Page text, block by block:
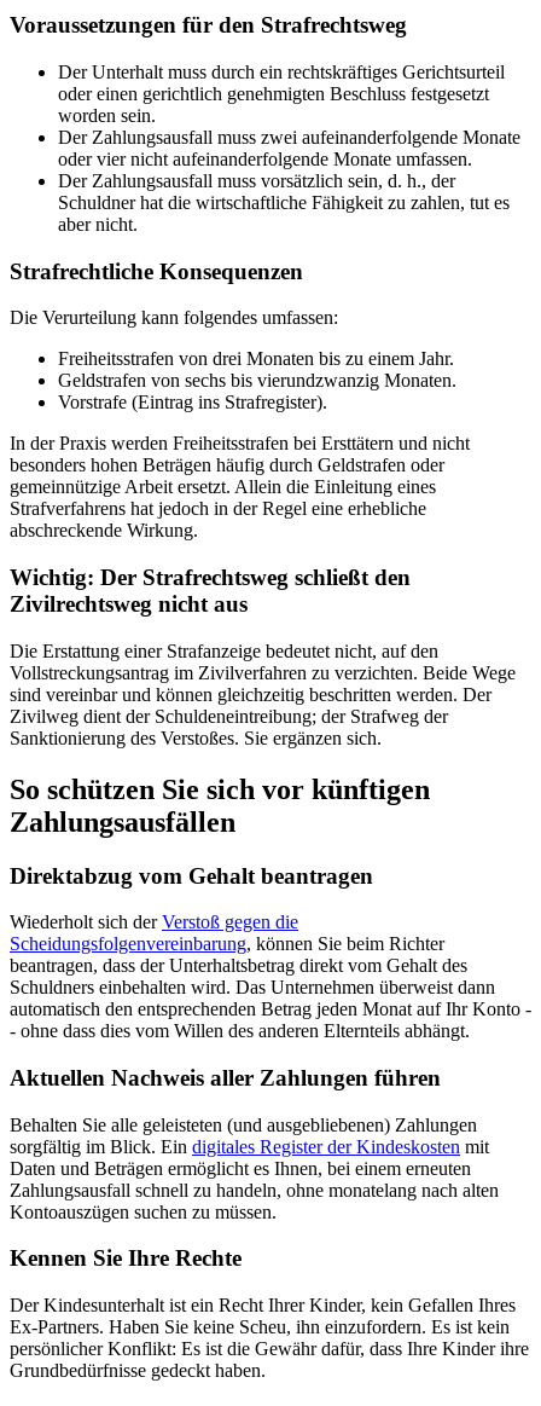
Voraussetzungen für den Strafrechtsweg
Der Unterhalt muss durch ein rechtskräftiges Gerichtsurteil
oder einen gerichtlich genehmigten Beschluss festgesetzt
worden sein.
Der Zahlungsausfall muss zwei aufeinanderfolgende Monate
oder vier nicht aufeinanderfolgende Monate umfassen.
Der Zahlungsausfall muss vorsätzlich sein, d. h., der
Schuldner hat die wirtschaftliche Fähigkeit zu zahlen, tut es
aber nicht.
Strafrechtliche Konsequenzen
Die Verurteilung kann folgendes umfassen:
Freiheitsstrafen von drei Monaten bis zu einem Jahr.
Geldstrafen von sechs bis vierundzwanzig Monaten.
Vorstrafe (Eintrag ins Strafregister).
In der Praxis werden Freiheitsstrafen bei Ersttätern und nicht
besonders hohen Beträgen häufig durch Geldstrafen oder
gemeinnützige Arbeit ersetzt. Allein die Einleitung eines
Strafverfahrens hat jedoch in der Regel eine erhebliche
abschreckende Wirkung.
Wichtig: Der Strafrechtsweg schließt den
Zivilrechtsweg nicht aus
Die Erstattung einer Strafanzeige bedeutet nicht, auf den
Vollstreckungsantrag im Zivilverfahren zu verzichten. Beide Wege
sind vereinbar und können gleichzeitig beschritten werden. Der
Zivilweg dient der Schuldeneintreibung; der Strafweg der
Sanktionierung des Verstoßes. Sie ergänzen sich.
So schützen Sie sich vor künftigen
Zahlungsausfällen
Direktabzug vom Gehalt beantragen
Wiederholt sich derVerstoß gegen die
Scheidungsfolgenvereinbarung, können Sie beim Richter
beantragen, dass der Unterhaltsbetrag direkt vom Gehalt des
Schuldners einbehalten wird. Das Unternehmen überweist dann
automatisch den entsprechenden Betrag jeden Monat auf Ihr Konto -
- ohne dass dies vom Willen des anderen Elternteils abhängt.
Aktuellen Nachweis aller Zahlungen führen
Behalten Sie alle geleisteten (und ausgebliebenen) Zahlungen
sorgfältig im Blick. Ein digitales Register der Kindeskosten mit
Daten und Beträgen ermöglicht es Ihnen, bei einem erneuten
Zahlungsausfall schnell zu handeln, ohne monatelang nach alten
Kontoauszügen suchen zu müssen.
Kennen Sie Ihre Rechte
Der Kindesunterhalt ist ein Recht Ihrer Kinder, kein Gefallen Ihres
Ex-Partners. Haben Sie keine Scheu, ihn einzufordern. Es ist kein
persönlicher Konflikt: Es ist die Gewähr dafür, dass Ihre Kinder ihre
Grundbedürfnisse gedeckt haben.